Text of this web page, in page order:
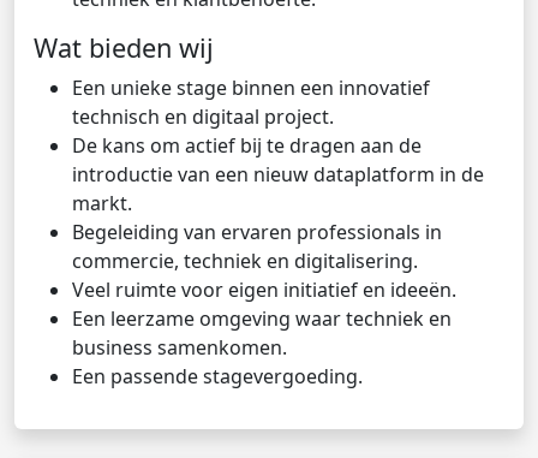
Wat bieden wij
Een unieke stage binnen een innovatief
technisch en digitaal project.
De kans om actief bij te dragen aan de
introductie van een nieuw dataplatform in de
markt.
Begeleiding van ervaren professionals in
commercie, techniek en digitalisering.
Veel ruimte voor eigen initiatief en ideeën.
Een leerzame omgeving waar techniek en
business samenkomen.
Een passende stagevergoeding.